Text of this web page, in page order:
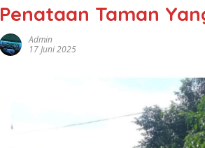
Penataan Taman
Admin
17 Juni 2025